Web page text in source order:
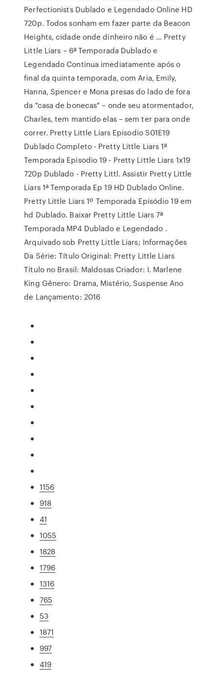
Perfectionists Dublado e Legendado Online HD
720p. Todos sonham em fazer parte da Beacon
Heights, cidade onde dinheiro não é … Pretty
Little Liars – 6ª Temporada Dublado e
Legendado Continua imediatamente após o
final da quinta temporada, com Aria, Emily,
Hanna, Spencer e Mona presas do lado de fora
da "casa de bonecas" – onde seu atormentador,
Charles, tem mantido elas – sem ter para onde
correr. Pretty Little Liars Episodio S01E19
Dublado Completo - Pretty Little Liars 1ª
Temporada Episodio 19 - Pretty Little Liars 1x19
720p Dublado - Pretty Littl. Assistir Pretty Little
Liars 1ª Temporada Ep 19 HD Dublado Online.
Pretty Little Liars 1º Temporada Episódio 19 em
hd Dublado. Baixar Pretty Little Liars 7ª
Temporada MP4 Dublado e Legendado .
Arquivado sob Pretty Little Liars; Informações
Da Série: Título Original: Pretty Little Liars
Título no Brasil: Maldosas Criador: I. Marlene
King Gênero: Drama, Mistério, Suspense Ano
de Lançamento: 2016
1156
918
41
1055
1828
1796
1316
765
53
1871
997
419